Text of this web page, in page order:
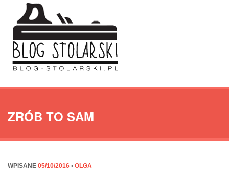
ZRÓB TO SAM
WPISANE 05/10/2016 • OLGA